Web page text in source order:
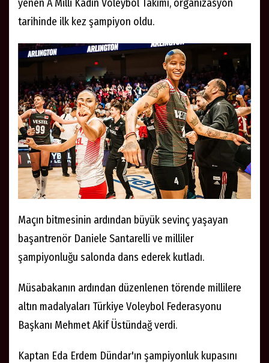
yenen A Milli Kadın Voleybol Takımı, organizasyon
tarihinde ilk kez şampiyon oldu.
Maçın bitmesinin ardından büyük sevinç yaşayan
başantrenör Daniele Santarelli ve milliler
şampiyonluğu salonda dans ederek kutladı.
Müsabakanın ardından düzenlenen törende millilere
altın madalyaları Türkiye Voleybol Federasyonu
Başkanı Mehmet Akif Üstündağ verdi.
Kaptan Eda Erdem Dündar'ın şampiyonluk kupasını